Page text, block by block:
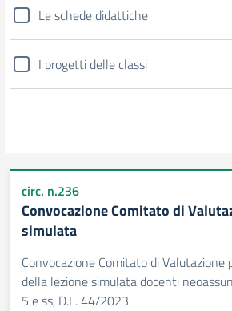
Le schede didattiche
I progetti delle classi
circ. n.236
Convocazione Comitato di
simulata
Convocazione Comitato di
della lezione simulata docenti
5 e ss, D.L. 44/2023